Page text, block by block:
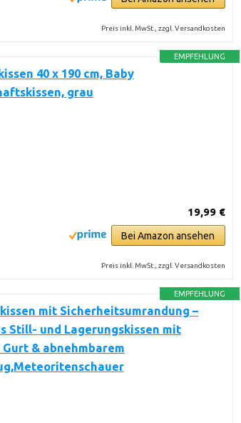
Preis inkl. MwSt., zzgl. Versandkosten
EMPFEHLUNG
40 x 190 cm, Baby
grau
19,99 €
Bei Amazon ansehen
Preis inkl. MwSt., zzgl. Versandkosten
EMPFEHLUNG
mit Sicherheitsumrandung –
Still- und Lagerungskissen mit
& abnehmbarem